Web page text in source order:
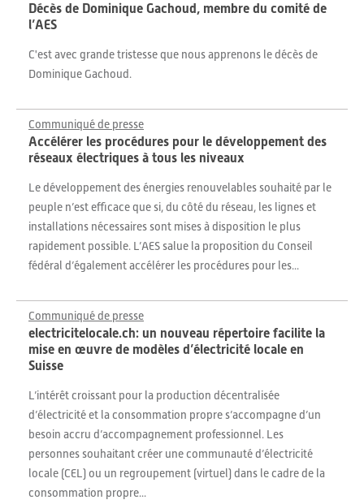
Décès de Dominique Gachoud, membre du comité de
l’AES
C'est avec grande tristesse que nous apprenons le décès de
Dominique Gachoud.
Communiqué de presse
Accélérer les procédures pour le développement des
réseaux électriques à tous les niveaux
Le développement des énergies renouvelables souhaité par le
peuple n’est efficace que si, du côté du réseau, les lignes et
installations nécessaires sont mises à disposition le plus
rapidement possible. L’AES salue la proposition du Conseil
fédéral d’également accélérer les procédures pour les...
Communiqué de presse
electricitelocale.ch: un nouveau répertoire facilite la
mise en œuvre de modèles d’électricité locale en
Suisse
L’intérêt croissant pour la production décentralisée
d’électricité et la consommation propre s’accompagne d’un
besoin accru d’accompagnement professionnel. Les
personnes souhaitant créer une communauté d’électricité
locale (CEL) ou un regroupement (virtuel) dans le cadre de la
consommation propre...